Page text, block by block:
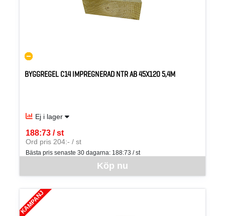
BYGGREGEL C14 IMPREGNERAD NTR AB 45X120 5,4M
Ej i lager
Köp nu
188:73 / st
SEK per ST
Ord pris 204:- / st
Bästa pris senaste 30 dagarna: 188:73 / st
KAMPANJ